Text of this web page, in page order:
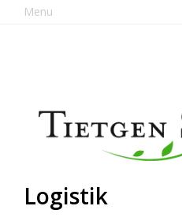
Menu
Logistik